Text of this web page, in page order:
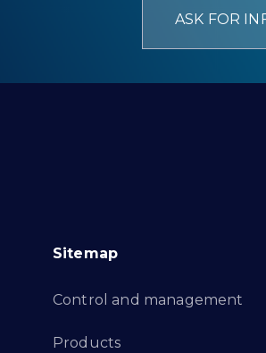
ASK FOR
Sitemap
Control and management
Products